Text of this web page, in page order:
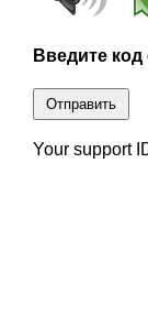
Введите код
Отправить
Your support